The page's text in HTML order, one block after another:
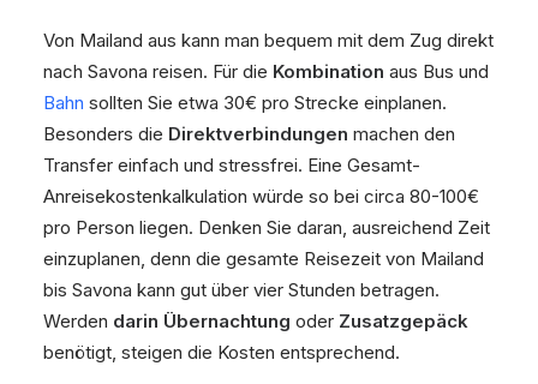
Von Mailand aus kann man bequem mit dem Zug direkt
nach Savona reisen. Für die Kombination aus Bus und
Bahn sollten Sie etwa 30€ pro Strecke einplanen.
Besonders die Direktverbindungen machen den
Transfer einfach und stressfrei. Eine Gesamt-
Anreisekostenkalkulation würde so bei circa 80-100€
pro Person liegen. Denken Sie daran, ausreichend Zeit
einzuplanen, denn die gesamte Reisezeit von Mailand
bis Savona kann gut über vier Stunden betragen.
Werden darin Übernachtung oder Zusatzgepäck
benötigt, steigen die Kosten entsprechend.